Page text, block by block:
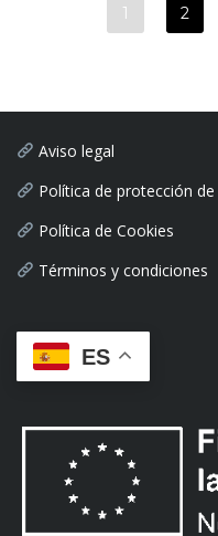
1 2
Aviso legal
Política de protección
Política de Cookies
Términos y condiciones
ES